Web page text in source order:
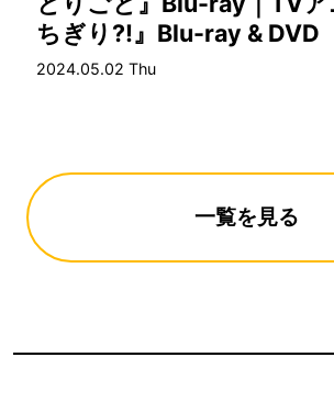
ちぎり?!』Blu-ray & DVD
2024.05.02 Thu
一覧を見る